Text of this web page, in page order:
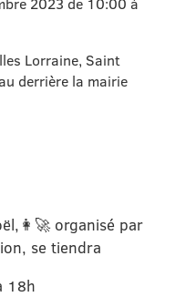
Lorraine, Saint
derrière la mairie
organisé par
se tiendra
18h